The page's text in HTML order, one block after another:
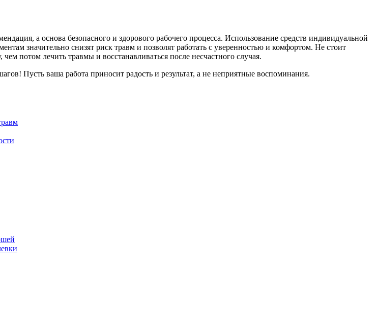
а основа безопасного и здорового рабочего процесса. Использование средств индивидуальной
значительно снизят риск травм и позволят работать с уверенностью и комфортом. Не стоит
потом лечить травмы и восстанавливаться после несчастного случая.
Пусть ваша работа приносит радость и результат, а не неприятные воспоминания.